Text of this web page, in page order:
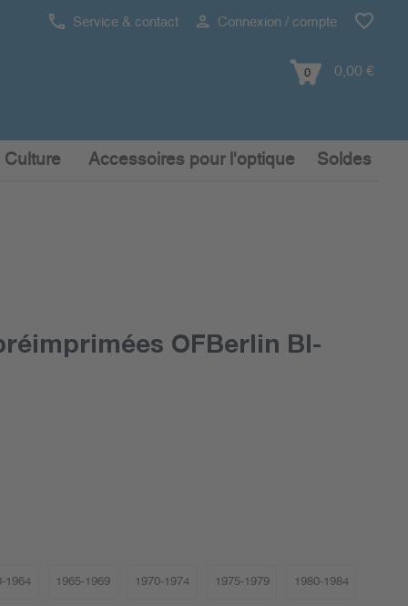
Service & contact Connexion / compte
0 0,00 €
Culture Accessoires pour l'optique Soldes
OFBerlin BI-
1964 1965-1969 1970-1974 1975-1979 1980-1984